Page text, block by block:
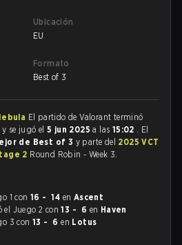
Ubicación
EU
Formato
Best of 3
El partido de Valorant terminó
y se jugó el5 jun 2025a las 15:02 . El
de Best of 3 y parte del 2025 VCT
2 Round Robin - Week 3.
1 con16 - 14 en Ascent
el Juego 2 con13 - 6 en Haven
3 con13 - 6 en Lotus